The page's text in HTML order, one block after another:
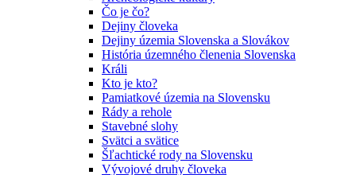
Čo je čo?
Dejiny človeka
Dejiny územia Slovenska a Slovákov
História územného členenia Slovenska
Králi
Kto je kto?
Pamiatkové územia na Slovensku
Rády a rehole
Stavebné slohy
Svätci a svätice
Šľachtické rody na Slovensku
Vývojové druhy človeka